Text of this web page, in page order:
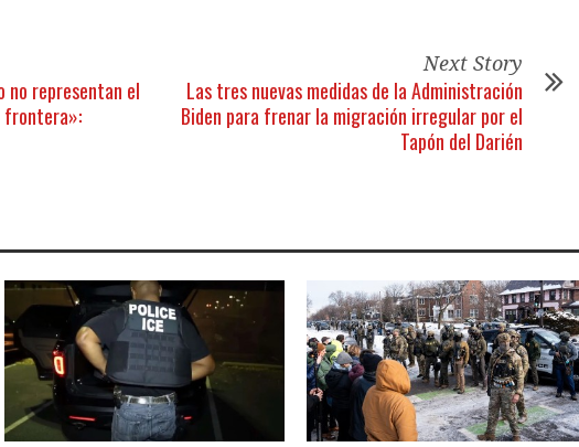
no representan el
frontera»:
Next Story
Las tres nuevas medidas de la Administración
Biden para frenar la migración irregular por el
Tapón del Darién